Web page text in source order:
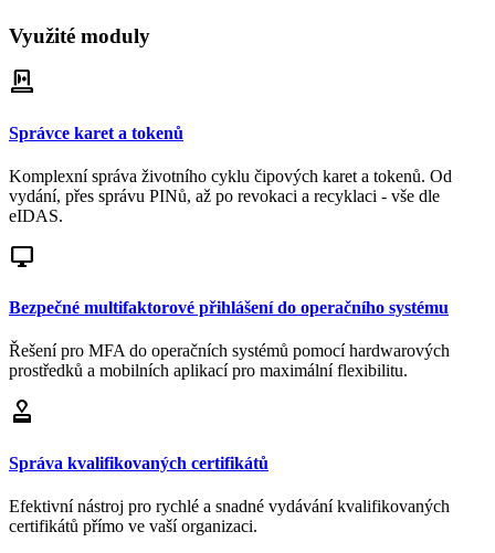
Využité moduly
smart_card_reader
Správce karet a tokenů
Komplexní správa životního cyklu čipových karet a tokenů. Od
vydání, přes správu PINů, až po revokaci a recyklaci - vše dle
eIDAS.
desktop_windows
Bezpečné multifaktorové přihlášení do operačního systému
Řešení pro MFA do operačních systémů pomocí hardwarových
prostředků a mobilních aplikací pro maximální flexibilitu.
approval
Správa kvalifikovaných certifikátů
Efektivní nástroj pro rychlé a snadné vydávání kvalifikovaných
certifikátů přímo ve vaší organizaci.